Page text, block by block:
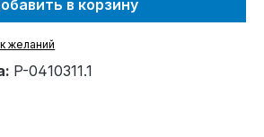
в корзину
желаний
P-0410311.1